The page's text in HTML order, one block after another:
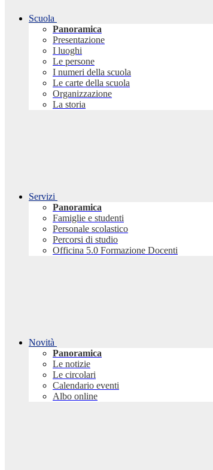
Scuola
Panoramica
Presentazione
I luoghi
Le persone
I numeri della scuola
Le carte della scuola
Organizzazione
La storia
Servizi
Panoramica
Famiglie e studenti
Personale scolastico
Percorsi di studio
Officina 5.0 Formazione Docenti
Novità
Panoramica
Le notizie
Le circolari
Calendario eventi
Albo online